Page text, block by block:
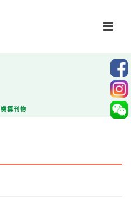
機構刊物